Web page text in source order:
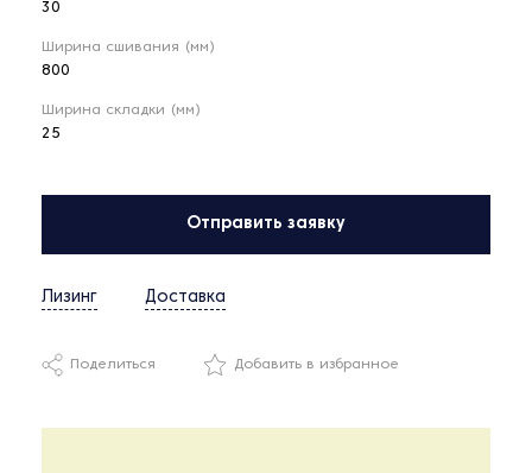
30
Ширина сшивания (мм)
800
Ширина складки (мм)
25
Отправить заявку
Лизинг Доставка
Поделиться Добавить в избранное